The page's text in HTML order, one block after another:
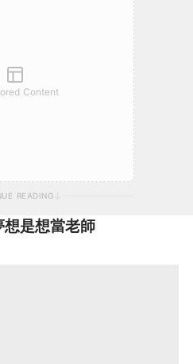
Content
READING
是想當老師